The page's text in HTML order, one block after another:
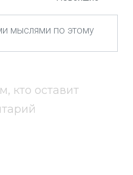
кто оставит